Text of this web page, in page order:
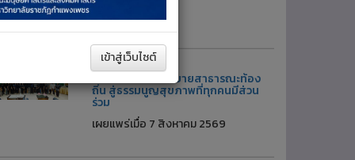
เข้าสู่เว็บไซต์
มูลอื่น ๆ
ร่วมขับเคลื่อนนโยบายสาธารณะท้อง
ถิ่น สู่ธรรมนูญสุขภาพที่ทุกคนมีส่วน
ร่วม
เผยแพร่เมื่อ 7 สิงหาคม 2569